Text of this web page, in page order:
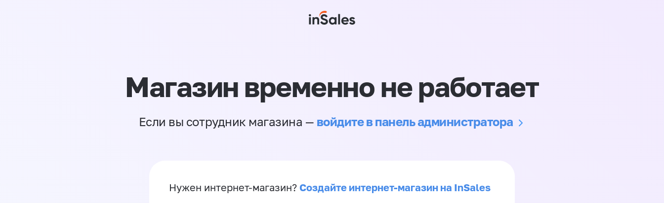
Магазин временно не работает
Если вы сотрудник магазина — войдите в панель администратора
Нужен интернет-магазин? Создайте интернет-магазин на InSales